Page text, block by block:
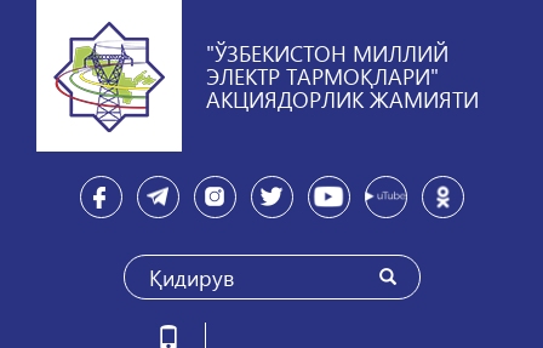
"ЎЗБЕКИСТОН МИЛЛИЙ
ЭЛЕКТР ТАРМОҚЛАРИ"
АКЦИЯДОРЛИК ЖАМИЯТИ